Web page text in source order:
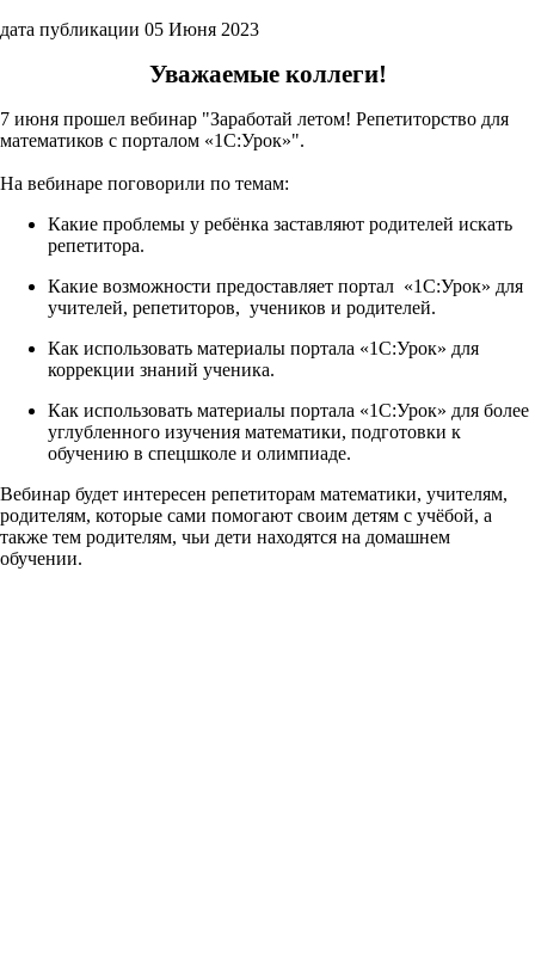
дата публикации 05 Июня 2023
Уважаемые коллеги!
7 июня прошел вебинар "Заработай летом! Репетиторство для
математиков с порталом «1С:Урок»".
На вебинаре поговорили по темам:
Какие проблемы у ребёнка заставляют родителей искать
репетитора.
Какие возможности предоставляет портал «1С:Урок» для
учителей, репетиторов, учеников и родителей.
Как использовать материалы портала «1С:Урок» для
коррекции знаний ученика.
Как использовать материалы портала «1С:Урок» для более
углубленного изучения математики, подготовки к
обучению в спецшколе и олимпиаде.
Вебинар будет интересен репетиторам математики, учителям,
родителям, которые сами помогают своим детям с учёбой, а
также тем родителям, чьи дети находятся на домашнем
обучении.